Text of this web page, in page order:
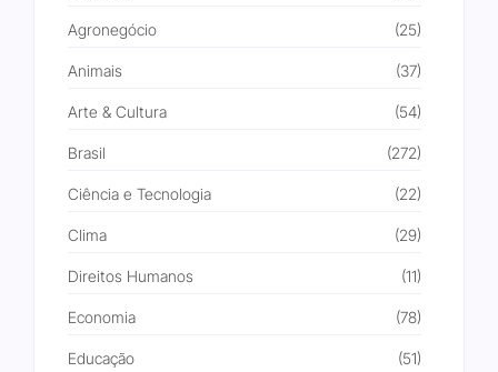
Agronegócio (25)
Animais (37)
Arte & Cultura (54)
Brasil (272)
Ciência e Tecnologia (22)
Clima (29)
Direitos Humanos (11)
Economia (78)
Educação (51)